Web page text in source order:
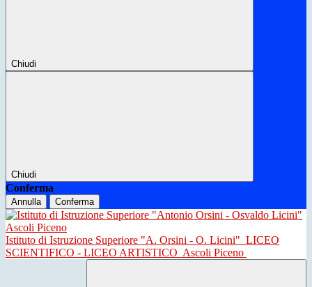
Chiudi
Chiudi
Conferma
Annulla Conferma
Istituto di Istruzione Superiore "A. Orsini - O. Licini" LICEO
SCIENTIFICO - LICEO ARTISTICO Ascoli Piceno